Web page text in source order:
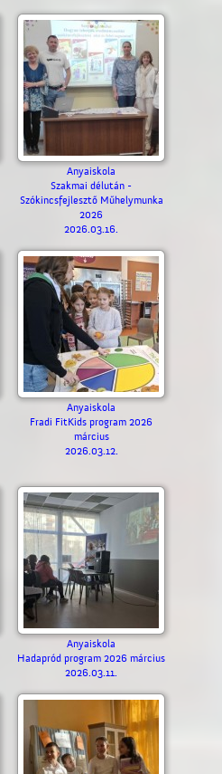
Anyaiskola
Szakmai délután -
Szókincsfejlesztő Műhelymunka
2026
2026.03.16.
Anyaiskola
Fradi FitKids program 2026
március
2026.03.12.
Anyaiskola
Hadapród program 2026 március
2026.03.11.